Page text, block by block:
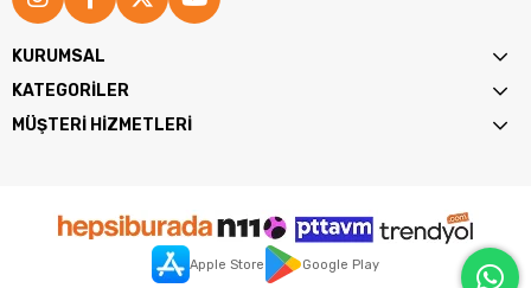
KURUMSAL
KATEGORİLER
MÜŞTERİ HİZMETLERİ
Apple Store Google Play